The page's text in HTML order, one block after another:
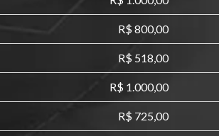
R$ 800,00
R$ 518,00
R$ 1.000,00
R$ 725,00